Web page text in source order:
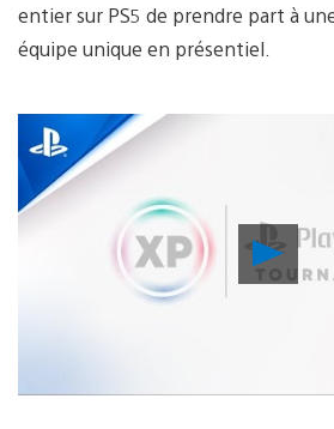
entier sur PS5 de prendre part à
équipe unique en présentiel.
la